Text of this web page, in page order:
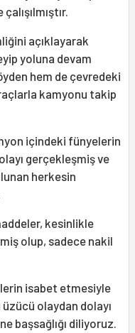
açıklayarak
yoluna devam
hem de çevredeki
kamyonu takip
içindeki fünyelerin
olayı gerçekleşmiş ve
herkesin
kesinlikle
olup, sadece nakil
isabet etmesiyle
olaydan dolayı
başsağlığı diliyoruz.